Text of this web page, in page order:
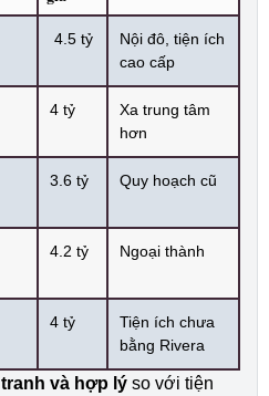
4.5 tỷ
Nội đô, tiện ích
cao cấp
4 tỷ
Xa trung tâm
hơn
3.6 tỷ Quy hoạch cũ
4.2 tỷ Ngoại thành
4 tỷ
Tiện ích chưa
bằng Rivera
và hợp lý so với tiện